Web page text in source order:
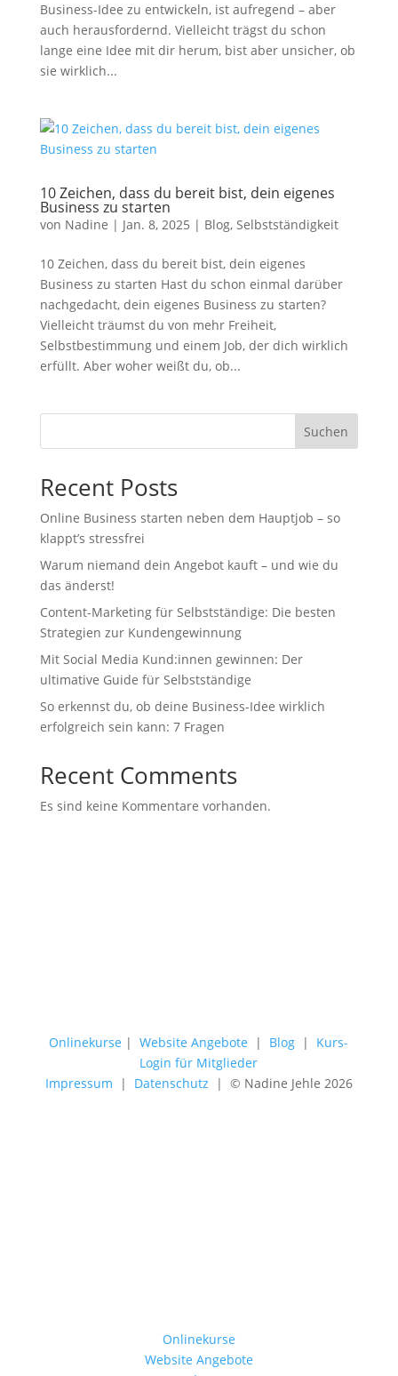
Business-Idee zu entwickeln, ist aufregend – aber
auch herausfordernd. Vielleicht trägst du schon
lange eine Idee mit dir herum, bist aber unsicher, ob
sie wirklich...
10 Zeichen, dass du bereit bist, dein eigenes
Business zu starten
von Nadine | Jan. 8, 2025 | Blog, Selbstständigkeit
10 Zeichen, dass du bereit bist, dein eigenes
Business zu starten Hast du schon einmal darüber
nachgedacht, dein eigenes Business zu starten?
Vielleicht träumst du von mehr Freiheit,
Selbstbestimmung und einem Job, der dich wirklich
erfüllt. Aber woher weißt du, ob...
Suchen
Recent Posts
Online Business starten neben dem Hauptjob – so
klappt’s stressfrei
Warum niemand dein Angebot kauft – und wie du
das änderst!
Content-Marketing für Selbstständige: Die besten
Strategien zur Kundengewinnung
Mit Social Media Kund:innen gewinnen: Der
ultimative Guide für Selbstständige
So erkennst du, ob deine Business-Idee wirklich
erfolgreich sein kann: 7 Fragen
Recent Comments
Es sind keine Kommentare vorhanden.
Onlinekurse |Website Angebote | Blog | Kurs-
Login für Mitglieder
Impressum | Datenschutz | © Nadine Jehle 2026
Onlinekurse
Website Angebote